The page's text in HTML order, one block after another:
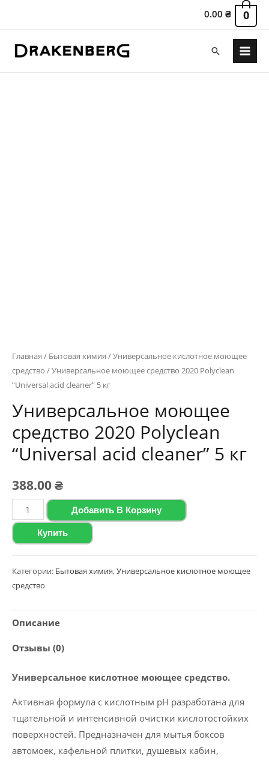
0.00₴ 0
Поиск
Main
Главная / Бытовая химия /Универсальное кислотное моющее
средство / Универсальное моющее средство 2020 Polyclean
“Universal acid cleaner” 5 кг
Универсальное моющее
средство 2020 Polyclean
“Universal acid cleaner” 5 кг
388.00₴
Количество
товара
Универсальное
средство
2020
“Universal
cleaner”
кг
Добавить В Корзину
Купить
Категории: Бытовая химия,Универсальное кислотное моющее
средство
Описание
Отзывы (0)
Универсальное кислотное моющее средство.
Активная формула с кислотным рН разработана для
тщательной и интенсивной очистки кислотостойких
поверхностей. Предназначен для мытья боксов
автомоек, кафельной плитки, душевых кабин,